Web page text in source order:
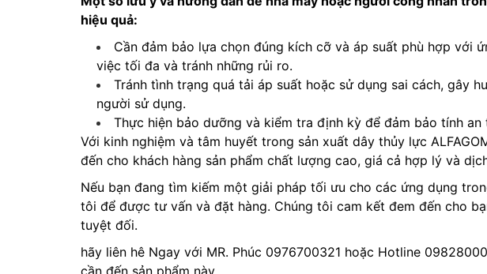
hiệu quả:
Cần đảm bảo lựa chọn đúng kích cỡ và áp suất phù hợp với
việc tối đa và tránh những rủi ro.
Tránh tình trạng quá tải áp suất hoặc sử dụng sai cách, gây
người sử dụng.
Thực hiện bảo dưỡng và kiểm tra định kỳ để đảm bảo tính an
Với kinh nghiệm và tâm huyết trong sản xuất dây thủy lực
đến cho khách hàng sản phẩm chất lượng cao, giá cả hợp lý và
Nếu bạn đang tìm kiếm một giải pháp tối ưu cho các ứng dụng
tôi để được tư vấn và đặt hàng. Chúng tôi cam kết đem đến cho
tuyệt đối.
hãy liên hê Ngay với MR. Phúc 0976700321 hoặc Hotline
cần đến sản phẩm này